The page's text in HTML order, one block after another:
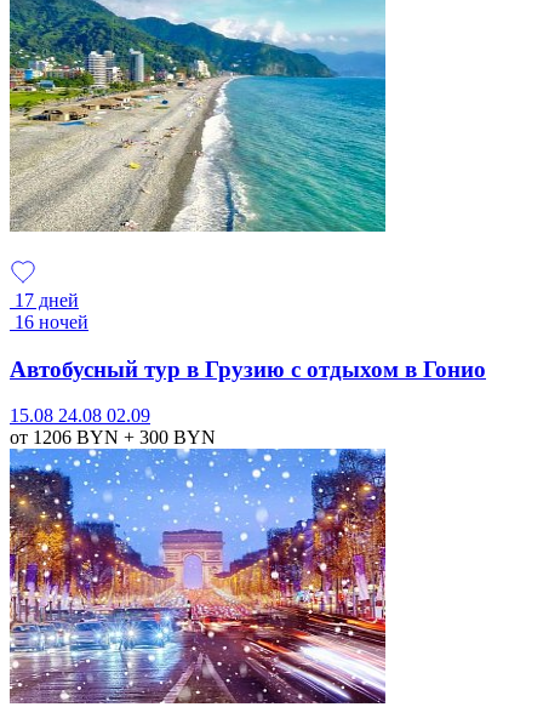
17 дней
16 ночей
Автобусный тур в Грузию с отдыхом в Гонио
15.08 24.08 02.09
от 1206 BYN + 300 BYN